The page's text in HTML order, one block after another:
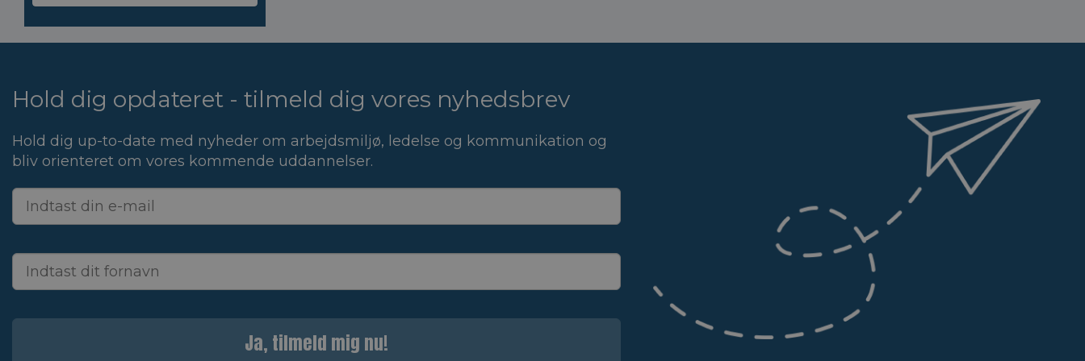
Hold dig opdateret - tilmeld dig vores nyhedsbrev
Hold dig up-to-date med nyheder om arbejdsmiljø, ledelse og kommunikation og
bliv orienteret om vores kommende uddannelser.
Ja, tilmeld mig nu!